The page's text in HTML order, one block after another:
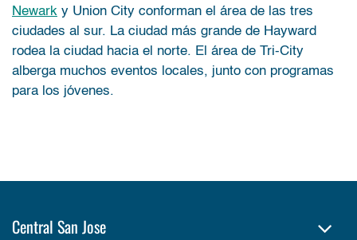
Newark y Union City conforman el área de las tres
ciudades al sur. La ciudad más grande de Hayward
rodea la ciudad hacia el norte. El área de Tri-City
alberga muchos eventos locales, junto con programas
para los jóvenes.
Central San Jose